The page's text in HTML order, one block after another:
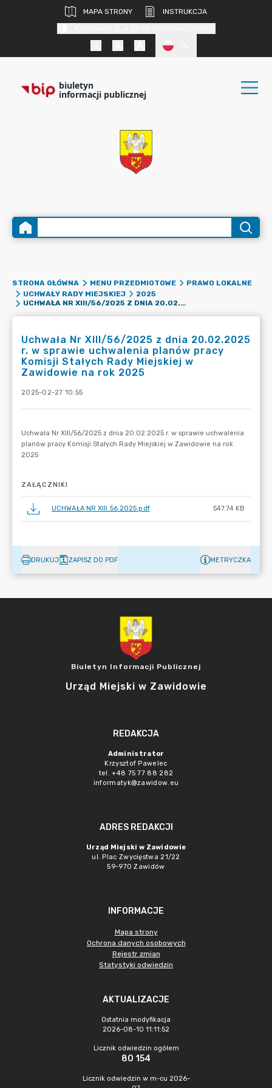
MAPA STRONY
INSTRUKCJA
biuletyn
informacji publicznej
STRONA GŁÓWNA MENU PRZEDMIOTOWE
PRAWO LOKALNE
UCHWAŁY RADY MIEJSKIEJ
2025
UCHWAŁA NR XIII/56/2025 Z DNIA 20.02.2025 R. W SPRAWIE UCHWALENIA PLANÓW PRACY KOMISJI STAŁYCH RADY MIEJSKIEJ W ZAWIDOWIE NA ROK 2025
Uchwała Nr XIII/56/2025 z dnia 20.02.2025
r. w sprawie uchwalenia planów pracy
Komisji Stałych Rady Miejskiej w
Zawidowie na rok 2025
2025-02-27 10:55
ZAŁĄCZNIKI
UCHWAŁA NR XIII.56.2025.pdf 547.74 KB
DRUKUJ ZAPISZ DO PDF METRYCZKA
Biuletyn Informacji Publicznej
Urząd Miejski w Zawidowie
REDAKCJA
Administrator
Krzysztof Pawelec
tel. +48 75 77 88 282
informatyk@zawidow.eu
ADRES REDAKCJI
Urząd Miejski w Zawidowie
ul. Plac Zwycięstwa 21/22
59-970 Zawidów
INFORMACJE
Mapa strony
Ochrona danych osobowych
Rejestr zmian
Statystyki odwiedzin
AKTUALIZACJE
Ostatnia modyfikacja
2026-08-10 11:11:52
Licznik odwiedzin ogółem
80 154
Licznik odwiedzin w m-cu 2026-